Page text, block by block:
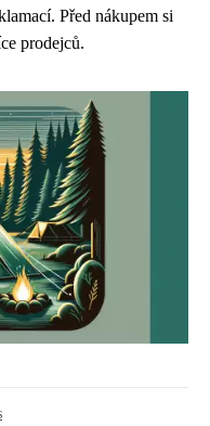
Před nákupem si
prodejců.